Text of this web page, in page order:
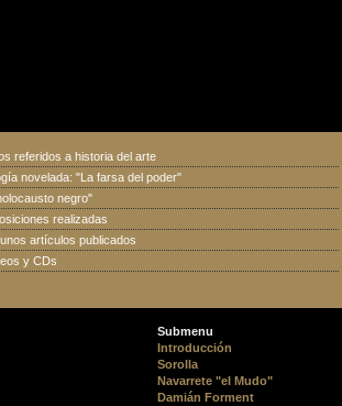
referidos a historia del arte
novelada: "La farsa del poder"
negro"
realizadas
artículos publicados
y CDs
Submenu
Introducción
Sorolla
Navarrete "el Mudo"
Damián Forment